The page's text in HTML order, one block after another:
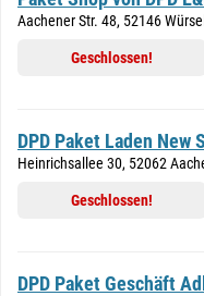
Aachener Str. 48, 52146
Geschlossen!
DPD Paket Laden New
Heinrichsallee 30, 52062
Geschlossen!
DPD Paket Geschäft